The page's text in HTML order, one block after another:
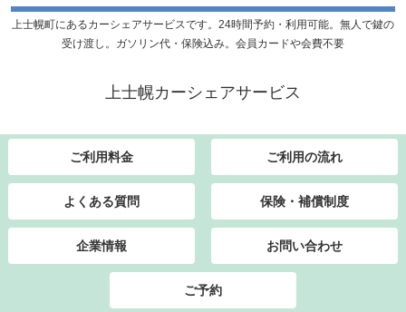
上士幌町にあるカーシェアサービスです。24時間予約・利用可能。無人で鍵の
受け渡し。ガソリン代・保険込み。会員カードや会費不要
上士幌カーシェアサービス
ご利用料金 ご利用の流れ
よくある質問 保険・補償制度
企業情報 お問い合わせ
ご予約